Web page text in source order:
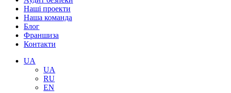
Наші проекти
Наша команда
Блог
Франшиза
Контакти
UA
UA
RU
EN